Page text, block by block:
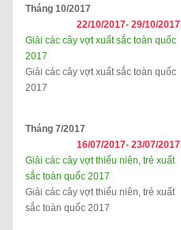
Tháng 10/2017
22/10/2017- 29/10/2017
Giải các cây vợt xuất sắc toàn quốc
2017
Giải các cây vợt xuất sắc toàn quốc
2017
Tháng 7/2017
16/07/2017- 23/07/2017
Giải các cây vợt thiếu niên, trẻ xuất
sắc toàn quốc 2017
Giải các cây vợt thiếu niên, trẻ xuất
sắc toàn quốc 2017